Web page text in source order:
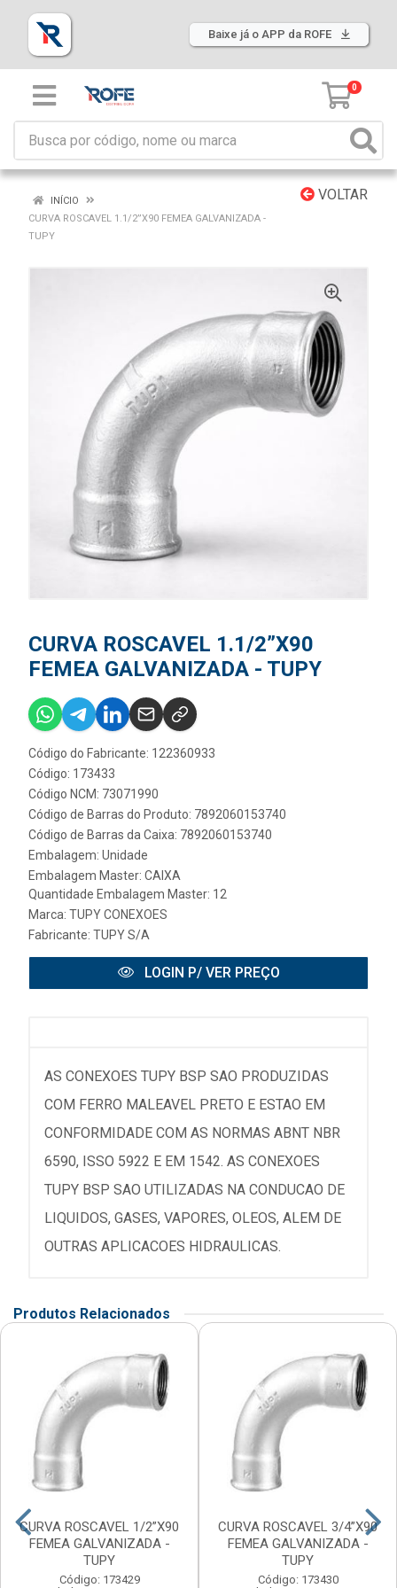
Baixe já o APP da ROFE
0
VOLTAR
INÍCIO
CURVA ROSCAVEL 1.1/2”X90 FEMEA GALVANIZADA -
TUPY
CURVA ROSCAVEL 1.1/2”X90
FEMEA GALVANIZADA - TUPY
Código do Fabricante: 122360933
Código: 173433
Código NCM: 73071990
Código de Barras do Produto: 7892060153740
Código de Barras da Caixa: 7892060153740
Embalagem: Unidade
Embalagem Master: CAIXA
Quantidade Embalagem Master: 12
Marca: TUPY CONEXOES
Fabricante: TUPY S/A
LOGIN P/ VER PREÇO
AS CONEXOES TUPY BSP SAO PRODUZIDAS
COM FERRO MALEAVEL PRETO E ESTAO EM
CONFORMIDADE COM AS NORMAS ABNT NBR
6590, ISSO 5922 E EM 1542. AS CONEXOES
TUPY BSP SAO UTILIZADAS NA CONDUCAO DE
LIQUIDOS, GASES, VAPORES, OLEOS, ALEM DE
OUTRAS APLICACOES HIDRAULICAS.
Produtos Relacionados
CURVA ROSCAVEL 1/2”X90
FEMEA GALVANIZADA -
TUPY
Código: 173429
CURVA ROSCAVEL 3/4”X90
FEMEA GALVANIZADA -
TUPY
Código: 173430